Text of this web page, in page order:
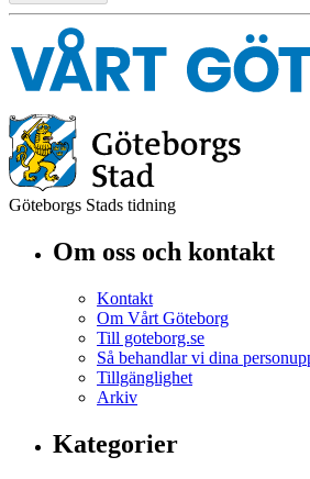
Göteborgs Stads tidning
Om oss och kontakt
Kontakt
Om Vårt Göteborg
Till goteborg.se
Så behandlar vi dina
Tillgänglighet
Arkiv
Kategorier